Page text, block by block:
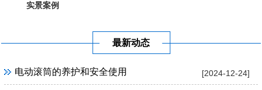
实景案例
最新动态
[2024-12-24]
电动滚筒的养护和安全使用